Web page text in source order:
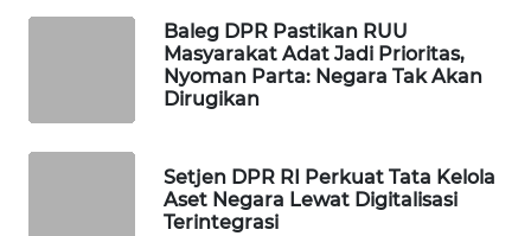
Baleg DPR Pastikan RUU
Masyarakat Adat Jadi Prioritas,
Nyoman Parta: Negara Tak Akan
Dirugikan
Setjen DPR RI Perkuat Tata Kelola
Aset Negara Lewat Digitalisasi
Terintegrasi